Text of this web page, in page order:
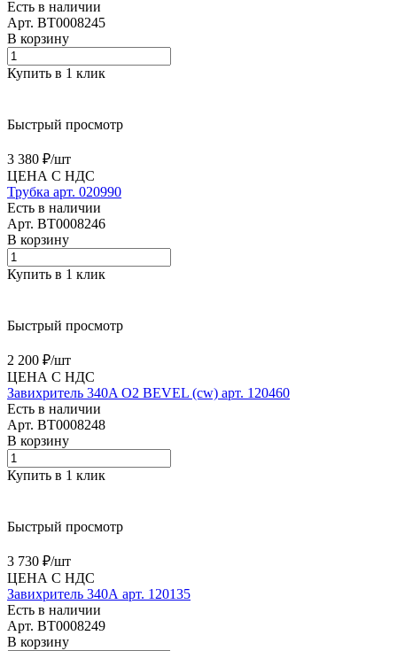
Есть в наличии
Арт. BT0008245
В корзину
Купить в 1 клик
Быстрый просмотр
3 380 ₽/шт
ЦЕНА С НДС
Трубка арт. 020990
Есть в наличии
Арт. BT0008246
В корзину
Купить в 1 клик
Быстрый просмотр
2 200 ₽/шт
ЦЕНА С НДС
Завихритель 340A O2 BEVEL (cw) арт. 120460
Есть в наличии
Арт. BT0008248
В корзину
Купить в 1 клик
Быстрый просмотр
3 730 ₽/шт
ЦЕНА С НДС
Завихритель 340А арт. 120135
Есть в наличии
Арт. BT0008249
В корзину